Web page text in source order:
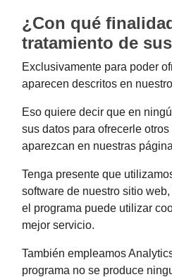
¿Con qué
tratamiento de
Exclusivamente para poder
aparecen descritos en
Eso quiere decir que en
sus datos para ofrecerle
aparezcan en nuestras
Tenga presente que
software de nuestro sitio
el programa puede utilizar
mejor servicio.
También empleamos
programa no se produce